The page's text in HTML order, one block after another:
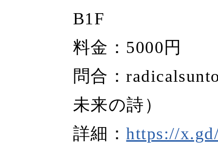
B1F
料金：5000円
問合：
未来の詩）
詳細：https://